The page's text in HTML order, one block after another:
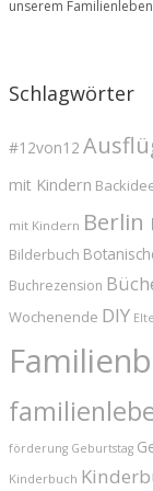
unserem
Schlagwörter
#12von12
mit Kindern
mit Kindern Berlin
Bilderbuch
Buchrezension
Wochenende DIY
förderung Geburtstag
Kinderbuch